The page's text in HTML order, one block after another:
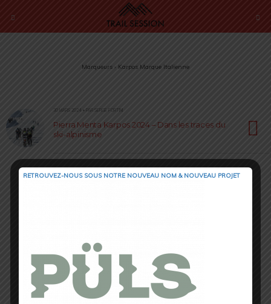
Marqueurs › Karpos Marque Italienne
30 MARS 2024 • PAR SERGE FORTINI
Pierra Menta Karpos 2024 – Dans les traces du
ski-alpinisme
RETROUVEZ-NOUS SOUS NOTRE NOUVEAU NOM & NOUVEAU PROJET